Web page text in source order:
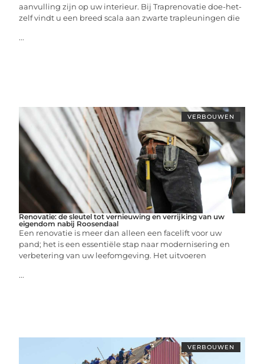
aanvulling zijn op uw interieur. Bij Traprenovatie doe-het-
zelf vindt u een breed scala aan zwarte trapleuningen die
...
VERBOUWEN
Renovatie: de sleutel tot vernieuwing en verrijking van uw
eigendom nabij Roosendaal
Een renovatie is meer dan alleen een facelift voor uw
pand; het is een essentiële stap naar modernisering en
verbetering van uw leefomgeving. Het uitvoeren
...
VERBOUWEN